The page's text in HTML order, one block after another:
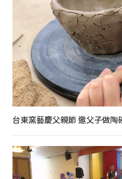
台東窯藝慶父親節 邀父子做陶